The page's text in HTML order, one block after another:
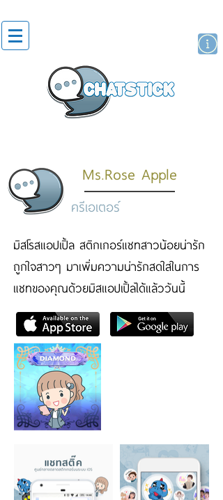
Ms.Rose Apple
ครีเอเตอร์
มิสโรสแอปเปิ้ล สติกเกอร์แชทสาวน้อยน่ารัก
ถูกใจสาวๆ มาเพิ่มความน่ารักสดใสในการ
แชทของคุณด้วยมิสแอปเปิ้ลได้แล้ววันนี้